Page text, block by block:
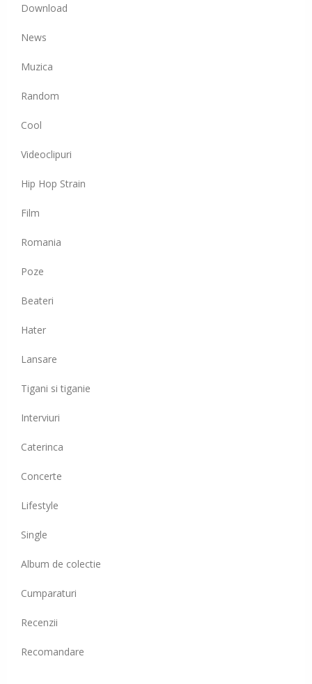
Download
News
Muzica
Random
Cool
Videoclipuri
Hip Hop Strain
Film
Romania
Poze
Beateri
Hater
Lansare
Tigani si tiganie
Interviuri
Caterinca
Concerte
Lifestyle
Single
Album de colectie
Cumparaturi
Recenzii
Recomandare